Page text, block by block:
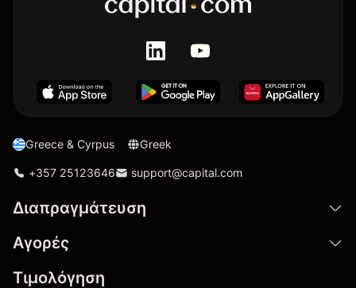
Greece & Cyrpus Greek
+357 25123646 support@capital.com
Διαπραγμάτευση
Αγορές
Τιμολόγηση